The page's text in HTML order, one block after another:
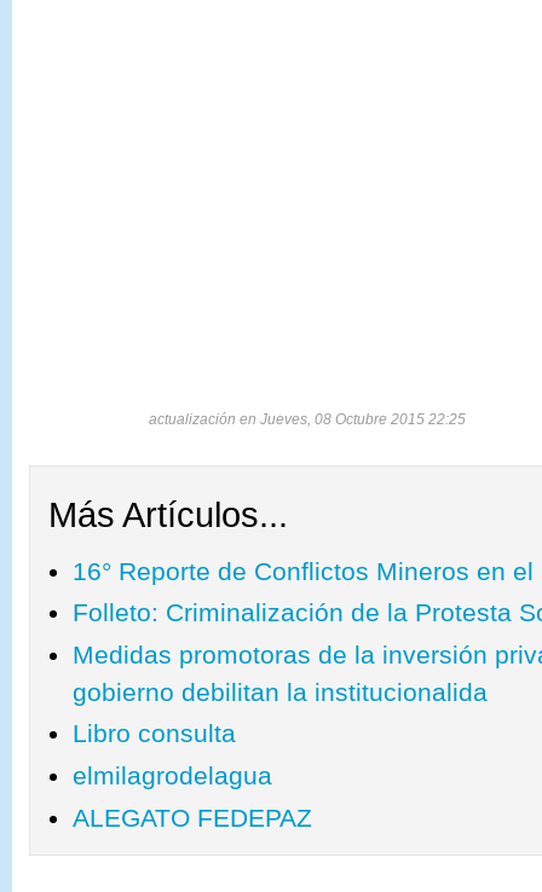
actualización en Jueves, 08 Octubre 2015 22:25
Más Artículos...
16° Reporte de Conflictos Mineros en el
Folleto: Criminalización de la Protesta
Medidas promotoras de la inversión
gobierno debilitan la institucionalida
Libro consulta
elmilagrodelagua
ALEGATO FEDEPAZ